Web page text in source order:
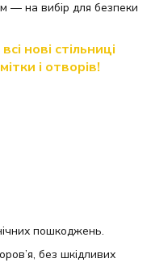
— на вибір для безпеки
нові стільниці
і отворів!
пошкоджень.
без шкідливих